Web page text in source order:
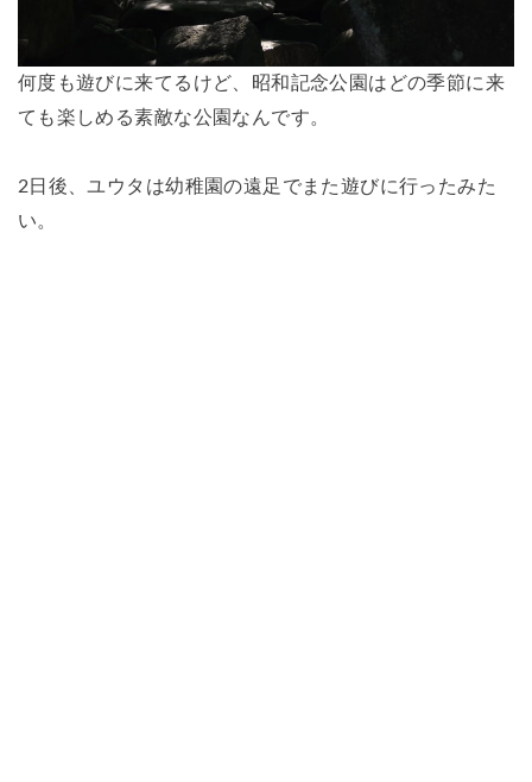
何度も遊びに来てるけど、昭和記念公園はどの季節に来
ても楽しめる素敵な公園なんです。
2日後、ユウタは幼稚園の遠足でまた遊びに行ったみた
い。